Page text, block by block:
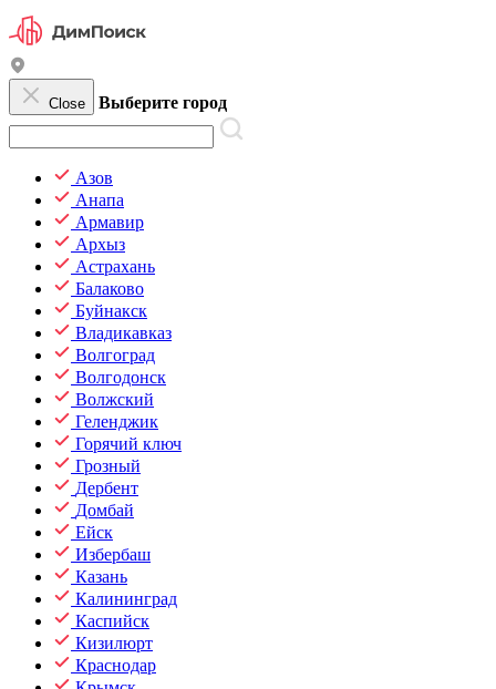
Close Выберите город
Азов
Анапа
Армавир
Архыз
Астрахань
Балаково
Буйнакск
Владикавказ
Волгоград
Волгодонск
Волжский
Геленджик
Горячий ключ
Грозный
Дербент
Домбай
Ейск
Избербаш
Казань
Калининград
Каспийск
Кизилюрт
Краснодар